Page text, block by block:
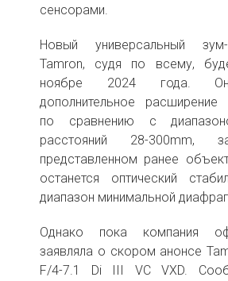
сенсорами.
Новый универсальный
Tamron, судя по всему,
ноябре 2024 года. Он
дополнительное расширение
по сравнению с
расстояний 28-300mm,
представленном ранее
останется оптический
диапазон минимальной
Однако пока компания
заявляла о скором анонсе
F/4-7.1 Di III VC VXD.